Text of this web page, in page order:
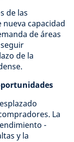
de las
capacidad
de áreas
de la
La
-
y la